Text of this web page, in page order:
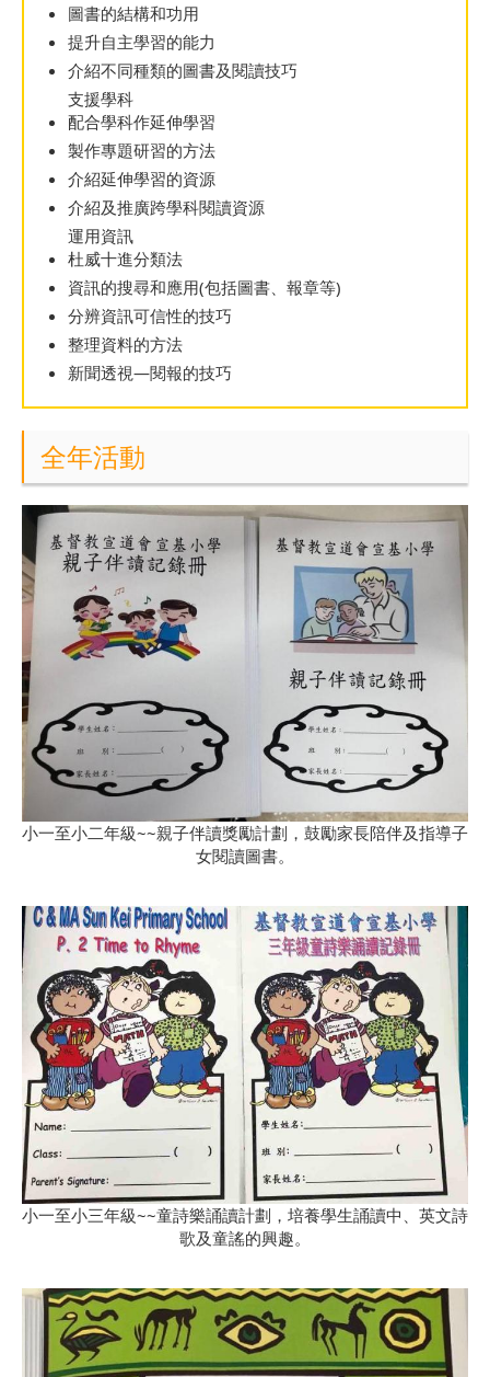
圖書的結構和功用
提升自主學習的能力
介紹不同種類的圖書及閱讀技巧
支援學科
配合學科作延伸學習
製作專題研習的方法
介紹延伸學習的資源
介紹及推廣跨學科閱讀資源
運用資訊
杜威十進分類法
資訊的搜尋和應用(包括圖書、報章等)
分辨資訊可信性的技巧
整理資料的方法
新聞透視—閱報的技巧
全年活動
小一至小二年級~~親子伴讀獎勵計劃，鼓勵家長陪伴及指導子
女閱讀圖書。
小一至小三年級~~童詩樂誦讀計劃，培養學生誦讀中、英文詩
歌及童謠的興趣。